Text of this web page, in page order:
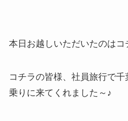
本日お越しいただいたのはコ
コチラの皆様、社員旅行で
乗りに来てくれました～♪